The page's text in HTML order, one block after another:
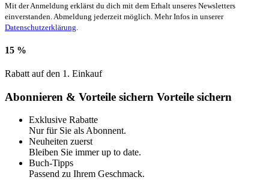
Mit der Anmeldung erklärst du dich mit dem Erhalt unseres Newsletters
einverstanden. Abmeldung jederzeit möglich. Mehr Infos in unserer
Datenschutzerklärung
15 %
Rabatt auf den 1. Einkauf
Abonnieren & Vorteile sichern Vorteile sichern
Exklusive Rabatte
Nur für Sie als Abonnent.
Neuheiten zuerst
Bleiben Sie immer up to date.
Buch-Tipps
Passend zu Ihrem Geschmack.